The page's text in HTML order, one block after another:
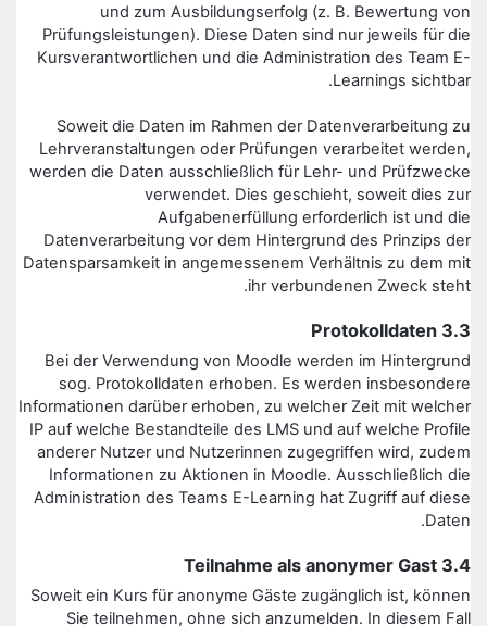
und zum Ausbildungserfolg (z. B. Bewertung von
Prüfungsleistungen). Diese Daten sind nur jeweils für die
Kursverantwortlichen und die Administration des Team E-
Learnings sichtbar.
Soweit die Daten im Rahmen der Datenverarbeitung zu
Lehrveranstaltungen oder Prüfungen verarbeitet werden,
werden die Daten ausschließlich für Lehr- und Prüfzwecke
verwendet. Dies geschieht, soweit dies zur
Aufgabenerfüllung erforderlich ist und die
Datenverarbeitung vor dem Hintergrund des Prinzips der
Datensparsamkeit in angemessenem Verhältnis zu dem mit
ihr verbundenen Zweck steht.
3.3 Protokolldaten
Bei der Verwendung von Moodle werden im Hintergrund
sog. Protokolldaten erhoben. Es werden insbesondere
Informationen darüber erhoben, zu welcher Zeit mit welcher
IP auf welche Bestandteile des LMS und auf welche Profile
anderer Nutzer und Nutzerinnen zugegriffen wird, zudem
Informationen zu Aktionen in Moodle. Ausschließlich die
Administration des Teams E-Learning hat Zugriff auf diese
Daten.
3.4 Teilnahme als anonymer Gast
Soweit ein Kurs für anonyme Gäste zugänglich ist, können
Sie teilnehmen, ohne sich anzumelden. In diesem Fall